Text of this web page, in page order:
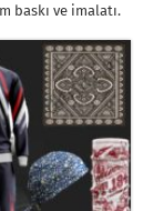
baskı ve imalatı.